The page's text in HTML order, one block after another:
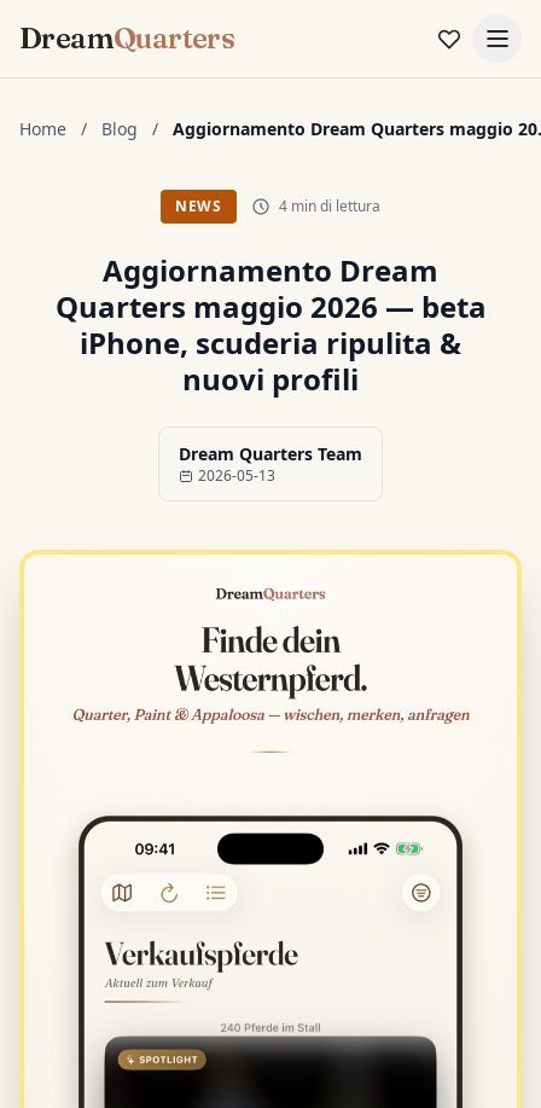
DreamQuarters
Home / Blog /
NEWS 4 min di lettura
Aggiornamento Dream
Quarters maggio 2026 — beta
iPhone, scuderia ripulita &
nuovi profili
Dream Quarters Team
2026-05-13